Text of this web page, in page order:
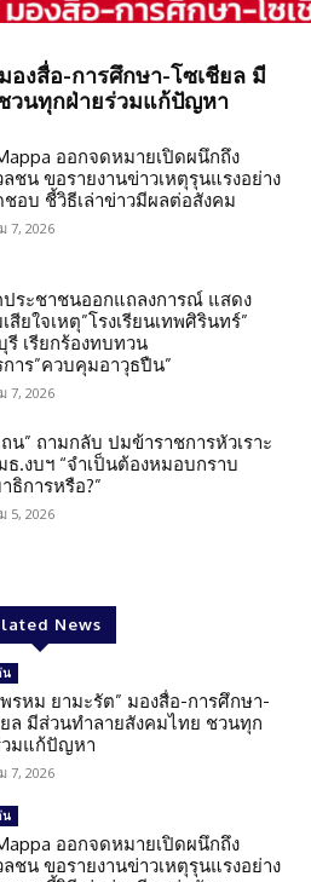
องสื่อ-การศึกษา-โซเชียล มี
วนทุกฝ่ายร่วมแก้ปัญหา
ออกจดหมายเปิดผนึกถึง
ชน ขอรายงานข่าวเหตุรุนแรงอย่าง
อบ ชี้วิธีเล่าข่าวมีผลต่อสังคม
7, 2026
ประชาชนออกแถลงการณ์ แสดง
สียใจเหตุ”โรงเรียนเทพศิรินทร์”
เรียกร้องทบทวน
าร”ควบคุมอาวุธปืน”
7, 2026
น” ถามกลับ ปมข้าราชการหัวเราะ
ธ.งบฯ “จำเป็นต้องหมอบกราบ
ธิการหรือ?”
5, 2026
News
น
รหม ยามะรัต” มองสื่อ-การศึกษา-
ล มีส่วนทำลายสังคมไทย ชวนทุก
วมแก้ปัญหา
7, 2026
น
ออกจดหมายเปิดผนึกถึง
ชน ขอรายงานข่าวเหตุรุนแรงอย่าง